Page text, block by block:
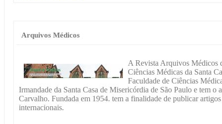
Arquivos Médicos
A Revista Arquivos Médicos
Ciências Médicas da Santa
Faculdade de Ciências
Irmandade da Santa Casa de Misericórdia de São Paulo e tem
Carvalho. Fundada em 1954. tem a finalidade de publicar
internacionais.